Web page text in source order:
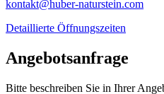
kontakt@huber-naturstein.com
Detaillierte Öffnungszeiten
Angebotsanfrage
Bitte beschreiben Sie in Ihrer